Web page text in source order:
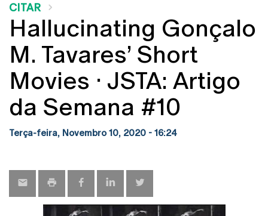
CITAR
Hallucinating Gonçalo
M. Tavares’ Short
Movies · JSTA: Artigo
da Semana #10
Terça-feira, Novembro 10, 2020 - 16:24